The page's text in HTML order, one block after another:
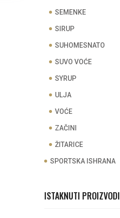
SEMENKE
SIRUP
SUHOMESNATO
SUVO VOĆE
SYRUP
ULJA
VOĆE
ZAČINI
ŽITARICE
SPORTSKA ISHRANA
ISTAKNUTI PROIZVODI